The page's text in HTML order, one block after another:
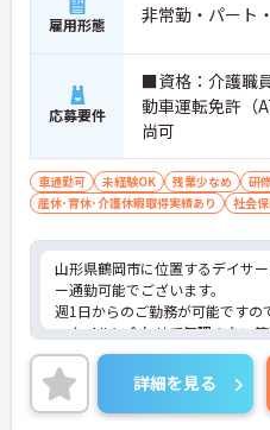
雇用形態 非常勤・パート
応募要件
■資格：介護職
動車運転免許（
尚可
車通勤可 未経験OK 残業少なめ
研
産休･育休･介護休暇取得実績あり
社会
山形県鶴岡市に位置するデイサ
ー通勤可能でございます。
週1日からのご勤務が可能ですの
スタイルに合わせて無理のない
けます。
ご興味のある方には、面接対策ポ
に詳細をお話しいたしますので
さい！
詳細を見る